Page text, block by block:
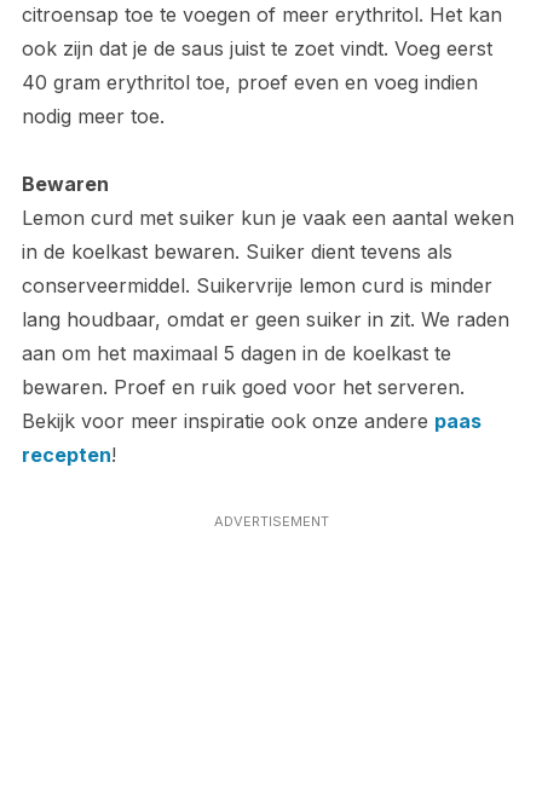
citroensap toe te voegen of meer erythritol. Het kan
ook zijn dat je de saus juist te zoet vindt. Voeg eerst
40 gram erythritol toe, proef even en voeg indien
nodig meer toe.
Bewaren
Lemon curd met suiker kun je vaak een aantal weken
in de koelkast bewaren. Suiker dient tevens als
conserveermiddel. Suikervrije lemon curd is minder
lang houdbaar, omdat er geen suiker in zit. We raden
aan om het maximaal 5 dagen in de koelkast te
bewaren. Proef en ruik goed voor het serveren.
Bekijk voor meer inspiratie ook onze andere paas
recepten!
ADVERTISEMENT